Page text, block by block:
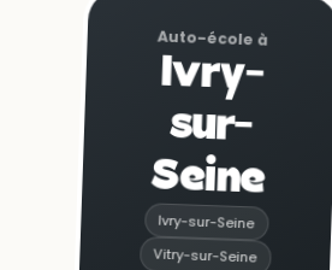
Auto-école à
Ivry-
sur-
Seine
Ivry-sur-Seine
Vitry-sur-Seine